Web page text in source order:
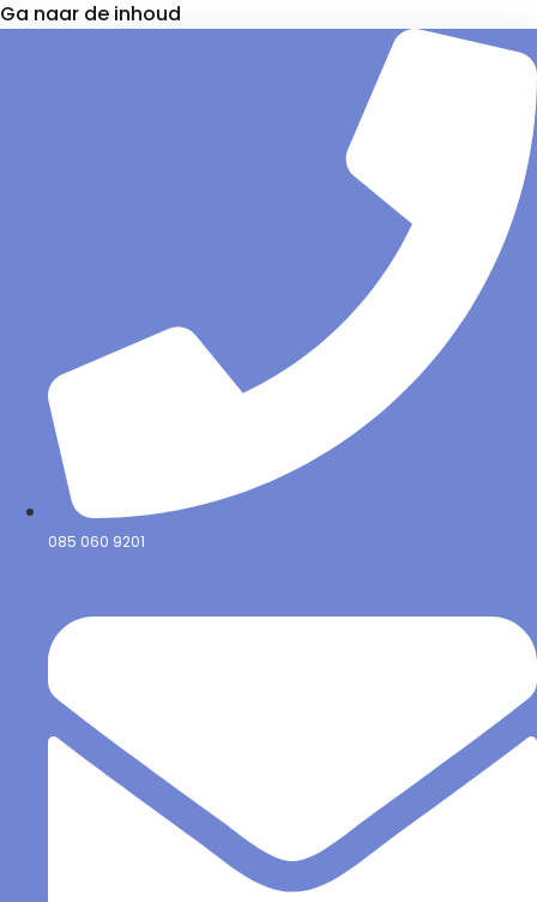
Ga naar de inhoud
085 060 9201